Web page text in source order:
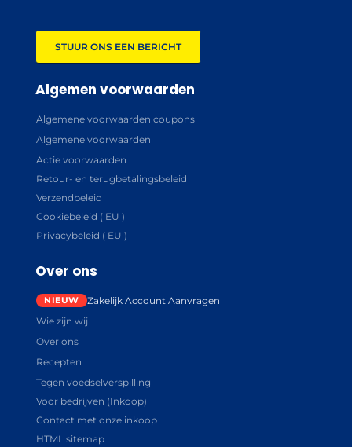
STUUR ONS EEN BERICHT
Algemen voorwaarden
Algemene voorwaarden coupons
Algemene voorwaarden
Actie voorwaarden
Retour- en terugbetalingsbeleid
Verzendbeleid
Cookiebeleid ( EU )
Privacybeleid ( EU )
Over ons
Zakelijk Account Aanvragen
Wie zijn wij
Over ons
Recepten
Tegen voedselverspilling
Voor bedrijven (Inkoop)
Contact met onze inkoop
HTML sitemap